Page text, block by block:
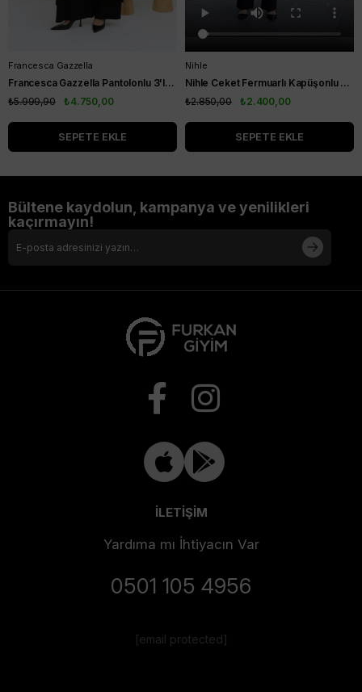
Francesca Gazzella
Francesca Gazzella Pantolonlu 3'lü Takım Siyah
₺4.750,00
₺5.999,90
SEPETE EKLE
Nihle
Nihle Ceket Fermuarlı Kapüşonlu Pantolonlu Spor Bayan Takım Siyah
₺2.400,00
₺2.850,00
SEPETE EKLE
Bültene kaydolun, kampanya ve yenilikleri
kaçırmayın!
İLETİŞİM
Yardıma mı İhtiyacın Var
0501 105 4956
[email protected]